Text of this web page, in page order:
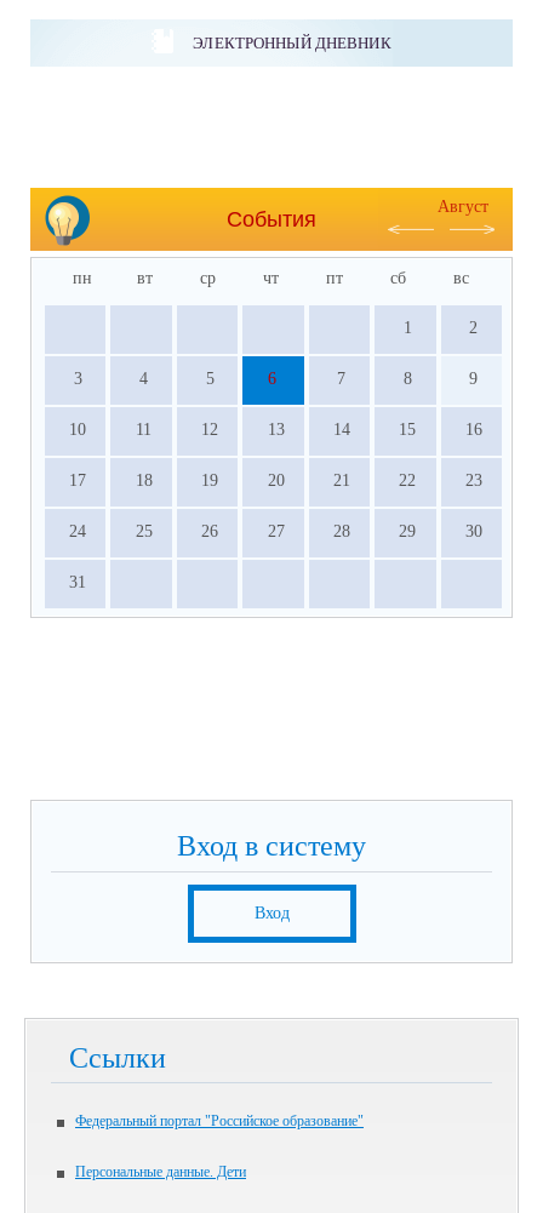
ЭЛЕКТРОННЫЙ ДНЕВНИК
События
Август
пн вт ср чт пт сб вс
1 2
3 4 5 6 7 8 9
10 11 12 13 14 15 16
17 18 19 20 21 22 23
24 25 26 27 28 29 30
31
Вход в систему
Вход
Ссылки
Федеральный портал "Российское образование"
Персональные данные. Дети